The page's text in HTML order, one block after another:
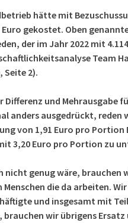
hätte mit
Euro gekostet. Oben
der im Jahr 2022 mit
Team
Seite 2).
Differenz und Mehrausgabe
anders ausgedrückt, reden
von 1,91 Euro pro Portion
3,20 Euro pro Portion zu
nicht genug wäre, brauchen
die da arbeiten.
und insgesamt mit
brauchen wir übrigens